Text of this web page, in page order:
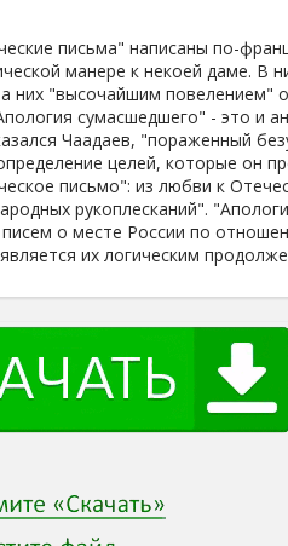
письма" написаны по-
манере к некоей даме. В
них "высочайшим повелением"
сумасшедшего" - это и
Чаадаев, "пораженный
целей, которые он
письмо": из любви к
рукоплесканий".
о месте России по
их логическим